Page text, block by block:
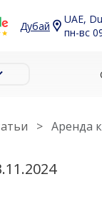
Дубай
UAE,
пн-вс
Аренда